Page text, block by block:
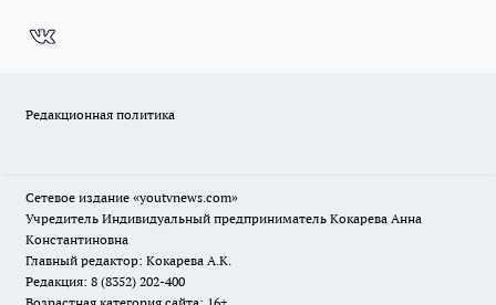
Редакционная политика
Сетевое издание «youtvnews.com»
Учредитель Индивидуальный предприниматель Кокарева Анна
Константиновна
Главный редактор: Кокарева А.К.
Редакция: 8 (8352) 202-400